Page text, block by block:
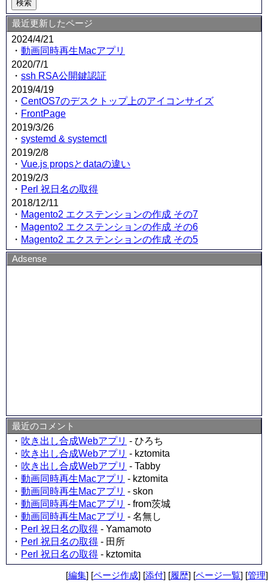
最近更新したページ
2024/4/21
・ 動画同時再生Macアプリ
2020/7/1
・ ssh RSA公開鍵認証
2019/4/19
・ CentOS7のデスクトップ上のアイコンサイズ
・ FrontPage
2019/3/26
・ systemd & systemctl
2019/2/8
・ Vue.js propsとdataの違い
2019/2/3
・ Perl 祝日名の取得
2018/12/11
・ Magento2 エクステンションの作成 その7
・ Magento2 エクステンションの作成 その6
・ Magento2 エクステンションの作成 その5
Adsense
最近のコメント
・ 吹き出し合成Webアプリ - ひろち
・ 吹き出し合成Webアプリ - kztomita
・ 吹き出し合成Webアプリ - Tabby
・ 動画同時再生Macアプリ - kztomita
・ 動画同時再生Macアプリ - skon
・ 動画同時再生Macアプリ - from茨城
・ 動画同時再生Macアプリ - 名無し
・ Perl 祝日名の取得 - Yamamoto
・ Perl 祝日名の取得 - 田所
・ Perl 祝日名の取得 - kztomita
[編集] [ページ作成] [添付] [履歴] [ページ一覧] [管理]